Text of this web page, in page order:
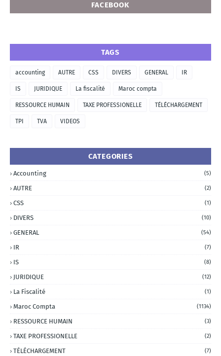
FACEBOOK
TAGS
accounting AUTRE CSS DIVERS GENERAL IR
IS JURIDIQUE La fiscalité Maroc compta
RESSOURCE HUMAIN TAXE PROFESSIONELLE TÉLÉCHARGEMENT
TPI TVA VIDEOS
CATEGORIES
Accounting (5)
AUTRE (2)
CSS (1)
DIVERS (10)
GENERAL (54)
IR (7)
IS (8)
JURIDIQUE (12)
La Fiscalité (1)
Maroc Compta (1134)
RESSOURCE HUMAIN (3)
TAXE PROFESSIONELLE (2)
TÉLÉCHARGEMENT (7)